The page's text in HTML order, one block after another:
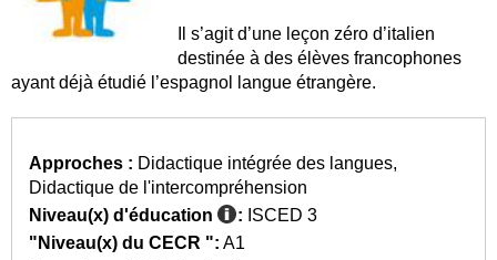
Il s’agit d’une leçon zéro d’italien
destinée à des élèves francophones
ayant déjà étudié l’espagnol langue étrangère.
Approches : Didactique intégrée des langues
Didactique de l'intercompréhension
Niveau(x) d'éducation
: ISCED 3
"Niveau(x) du CECR ": A1